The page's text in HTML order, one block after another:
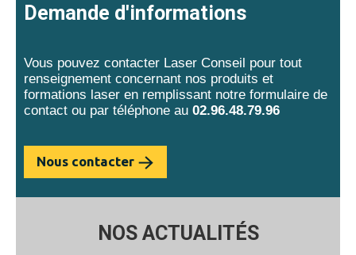
Demande d'informations
Vous pouvez contacter Laser Conseil pour tout
renseignement concernant nos produits et
formations laser en remplissant notre formulaire de
contact ou par téléphone au 02.96.48.79.96
Nous contacter
NOS ACTUALITÉS